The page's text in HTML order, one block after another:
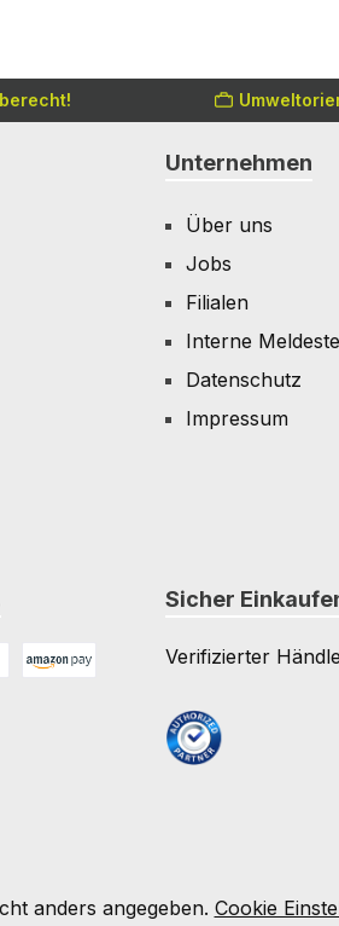
Unternehmen
Über uns
Jobs
Filialen
Interne
Datenschutz
Impressum
Sicher
Verifizierter
anders angegeben. Cookie